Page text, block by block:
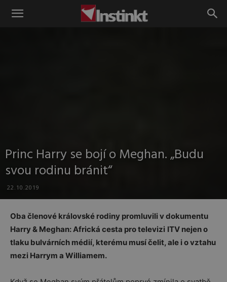
Instinkt
Princ Harry se bojí o Meghan. „Budu
svou rodinu bránit“
22.10.2019
Oba členové královské rodiny promluvili v dokumentu
Harry & Meghan: Africká cesta pro televizi ITV nejen o
tlaku bulvárních médií, kterému musí čelit, ale i o vztahu
mezi Harrym a Williamem.